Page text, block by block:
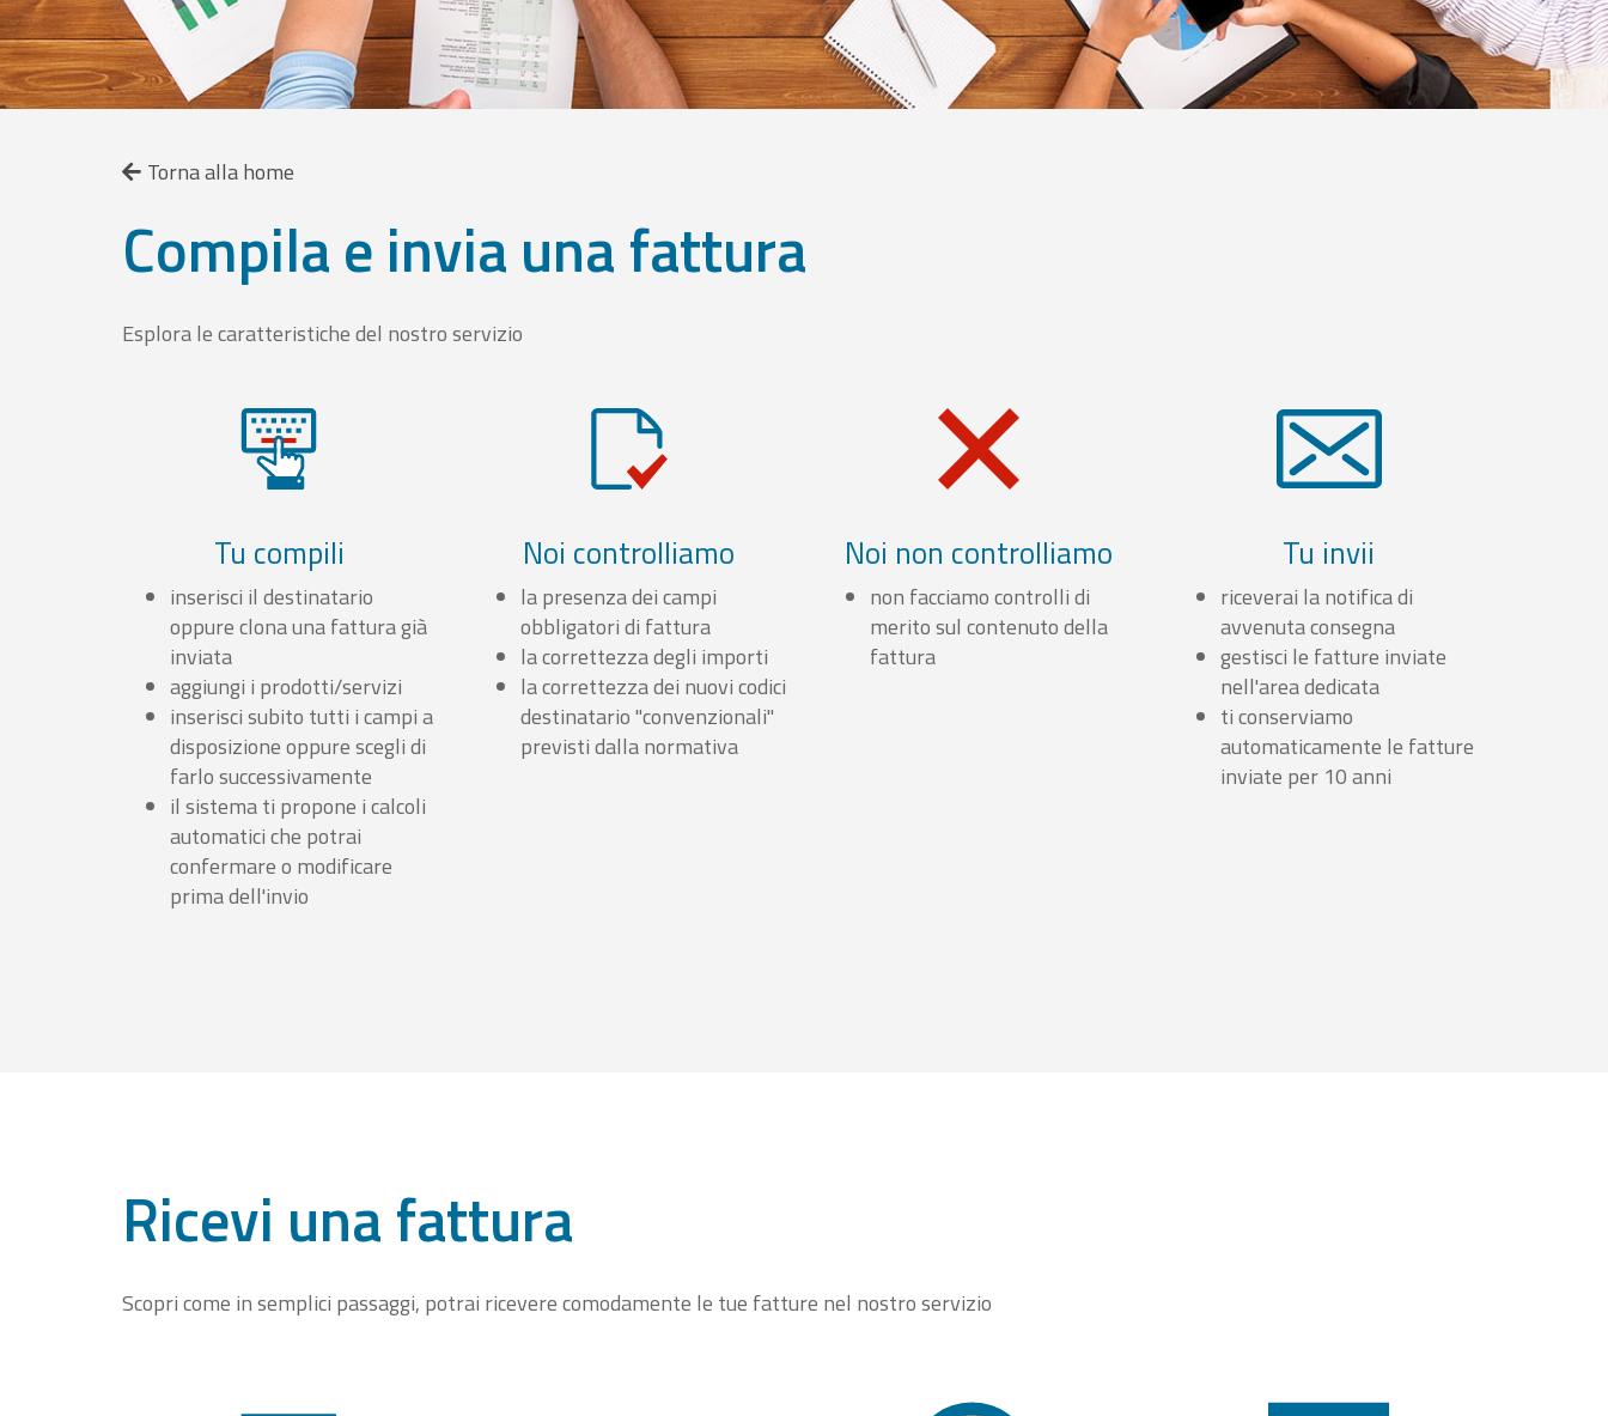
Torna alla home
Compila e invia una fattura
Esplora le caratteristiche del nostro servizio
Tu compili
inserisci il destinatario
oppure clona una fattura già
inviata
aggiungi i prodotti/servizi
inserisci subito tutti i campi a
disposizione oppure scegli di
farlo successivamente
il sistema ti propone i calcoli
automatici che potrai
confermare o modificare
prima dell'invio
Noi controlliamo
la presenza dei campi
obbligatori di fattura
la correttezza degli importi
la correttezza dei nuovi codici
destinatario "convenzionali"
previsti dalla normativa
Noi non controlliamo
non facciamo controlli di
merito sul contenuto della
fattura
Tu invii
riceverai la notifica di
avvenuta consegna
gestisci le fatture inviate
nell'area dedicata
ti conserviamo
automaticamente le fatture
inviate per 10 anni
Ricevi una fattura
Scopri come in semplici passaggi, potrai ricevere comodamente le tue fatture nel nostro servizio